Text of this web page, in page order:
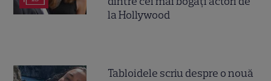
la Hollywood
Tabloidele scriu despre o nouă